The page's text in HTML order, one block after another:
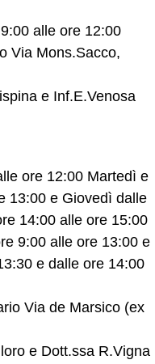
alle ore 12:00
Via Mons.Sacco,
e Inf.E.Venosa
ore 12:00 Martedì e
13:00 e Giovedì dalle
14:00 alle ore 15:00
9:00 alle ore 13:00 e
e dalle ore 14:00
Via de Marsico (ex
e Dott.ssa R.Vigna